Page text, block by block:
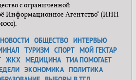
с ограниченной
Информационное Агентство" (ИНН
ОБЩЕСТВО ИНТЕРВЬЮ
ТУРИЗМ СПОРТ МОЙ ГЕКТАР
ЖКХ МЕДИЦИНА ТИА ПОМОГАЕТ
ЭКОНОМИКА ПОЛИТИКА